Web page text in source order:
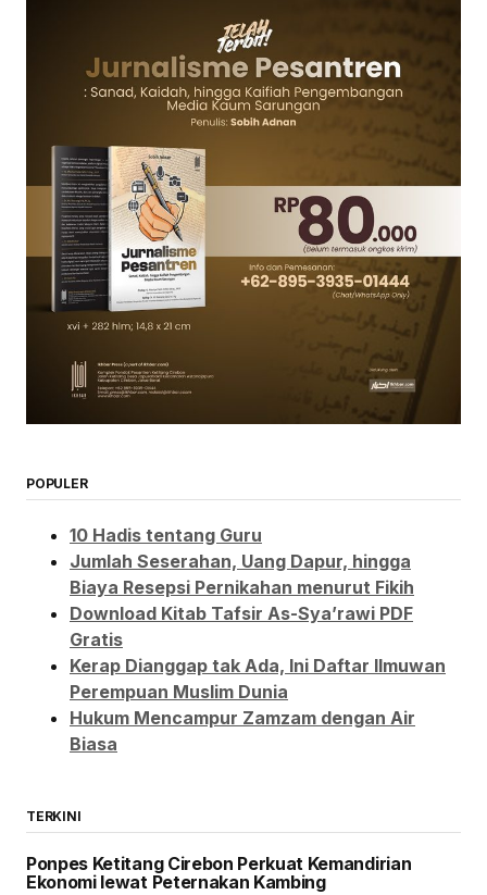
POPULER
10 Hadis tentang Guru
Jumlah Seserahan, Uang Dapur, hingga
Biaya Resepsi Pernikahan menurut Fikih
Download Kitab Tafsir As-Sya’rawi PDF
Gratis
Kerap Dianggap tak Ada, Ini Daftar Ilmuwan
Perempuan Muslim Dunia
Hukum Mencampur Zamzam dengan Air
Biasa
TERKINI
Ponpes Ketitang Cirebon Perkuat Kemandirian
Ekonomi lewat Peternakan Kambing